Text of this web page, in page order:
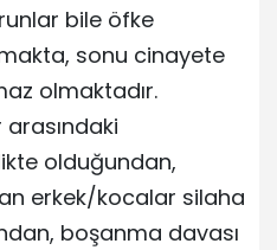
bile öfke
sonu cinayete
olmaktadır.
olduğundan,
erkek/kocalar silaha
boşanma davası